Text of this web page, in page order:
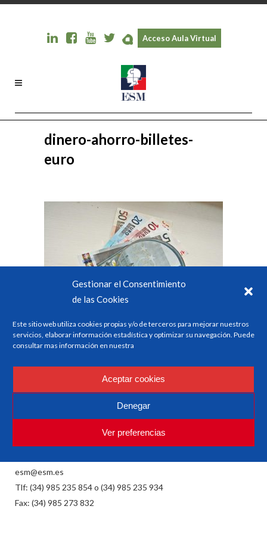
Gestionar el Consentimiento
de las Cookies
Este sitio web utiliza cookies propias y/o de terceros para mejorar nuestros
servicios, elaborar información estadística y optimizar su navegación. Puede
consultar mas información en nuestra
Aceptar cookies
Denegar
Ver preferencias
Acceso Aula Virtual
dinero-ahorro-billetes-
euro
Investigación y Formación en Seguridad y Factores
esm@esm.es
Tlf: (34) 985 235 854 o (34) 985 235 934
Fax: (34) 985 273 832